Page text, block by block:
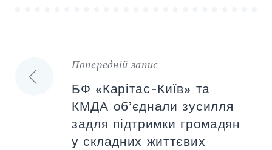
Навігація
записів
Попередній запис
БФ «Карітас-Київ» та
КМДА об’єднали зусилля
задля підтримки громадян
у складних життєвих